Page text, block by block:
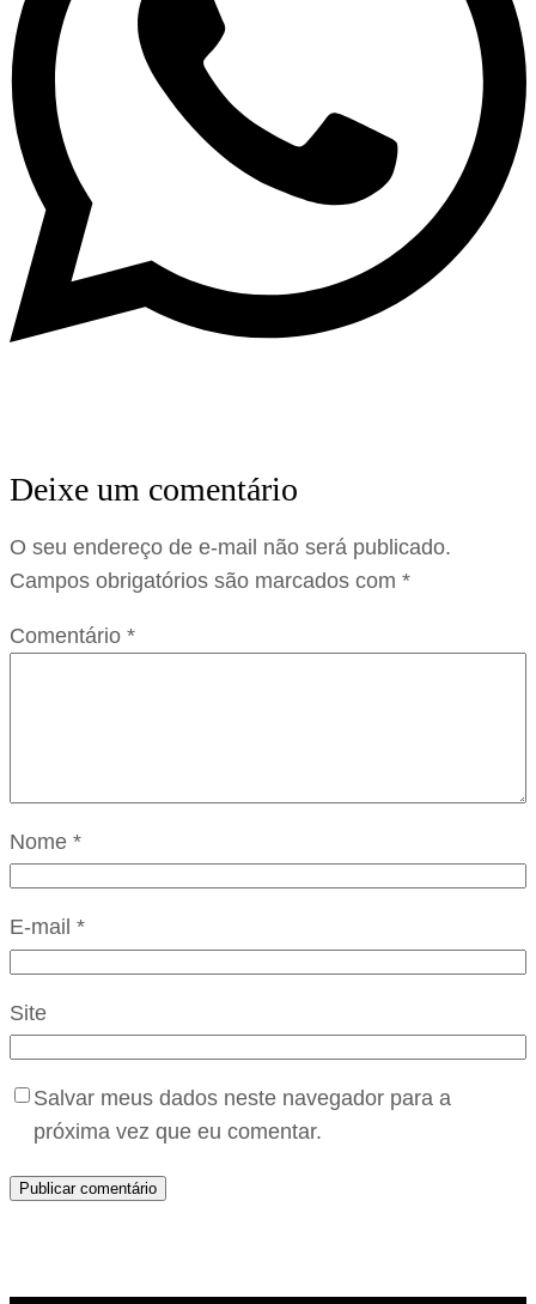
Deixe um comentário
O seu endereço de e-mail não será publicado.
Campos obrigatórios são marcados com *
Comentário *
Nome *
E-mail *
Site
Salvar meus dados neste navegador para a
próxima vez que eu comentar.